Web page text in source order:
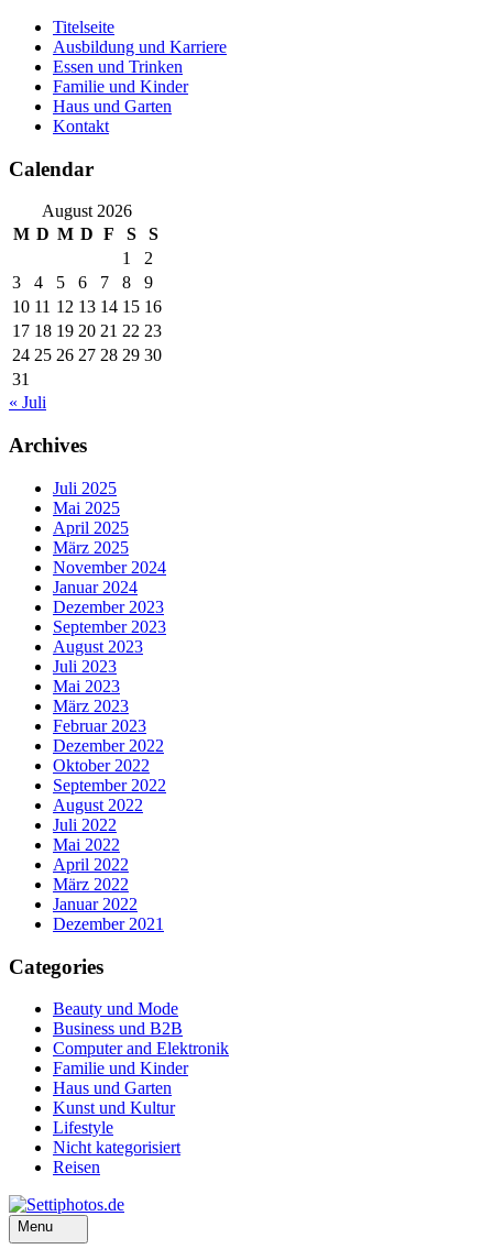
Skip
content
Titelseite
Ausbildung und Karriere
Essen und Trinken
Familie und Kinder
Haus und Garten
Kontakt
Calendar
August 2026
M D M D F S
S
1
2
3
4 5 6 7 8
9
10 11 12 13 14 15 16
17 18 19 20 21 22 23
24 25 26 27 28 29 30
31
« Juli
Archives
Juli 2025
Mai 2025
April 2025
März 2025
November 2024
Januar 2024
Dezember 2023
September 2023
August 2023
Juli 2023
Mai 2023
März 2023
Februar 2023
Dezember 2022
Oktober 2022
September 2022
August 2022
Juli 2022
Mai 2022
April 2022
März 2022
Januar 2022
Dezember 2021
Categories
Beauty und Mode
Business und B2B
Computer and Elektronik
Familie und Kinder
Haus und Garten
Kunst und Kultur
Lifestyle
Nicht kategorisiert
Reisen
Menu